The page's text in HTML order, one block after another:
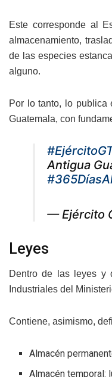
Este corresponde al
almacenamiento,
de las especies
alguno.
Por lo tanto, lo
Guatemala, con
Antigua
— Ejército
Leyes
Dentro de las leyes y
Industriales del
Contiene, asimismo,
Almacén
Almacén temporal: